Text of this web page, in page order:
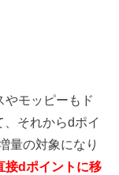
やモッピーもド
それからdポイ
量の対象になり
接dポイントに移